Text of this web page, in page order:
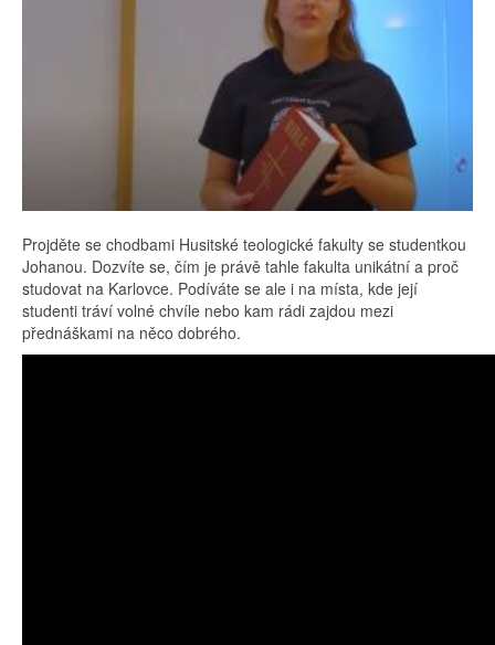
Projděte se chodbami Husitské teologické fakulty se studentkou
Johanou. Dozvíte se, čím je právě tahle fakulta unikátní a proč
studovat na Karlovce. Podíváte se ale i na místa, kde její
studenti tráví volné chvíle nebo kam rádi zajdou mezi
přednáškami na něco dobrého.